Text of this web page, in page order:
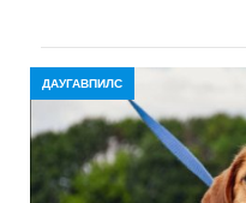
ДАУГАВПИЛС